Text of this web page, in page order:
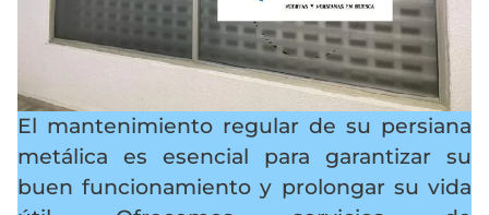
El mantenimiento regular de su persiana
metálica es esencial para garantizar su
buen funcionamiento y prolongar su vida